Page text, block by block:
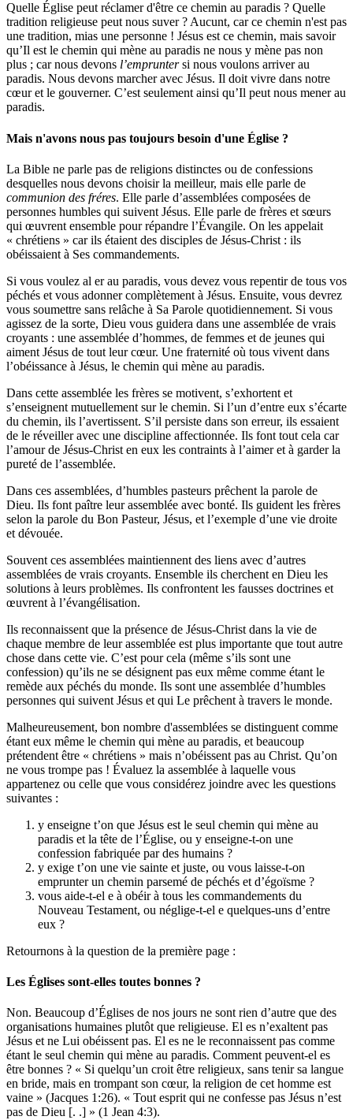
Quelle Église peut réclamer d'être ce chemin au paradis ? Quelle
tradition religieuse peut nous suver ? Aucunt, car ce chemin n'est pas
une tradition, mias une personne ! Jésus est ce chemin, mais savoir
qu’Il est le chemin qui mène au paradis ne nous y mène pas non
plus ; car nous devons l’empruntersi nous voulons arriver au
paradis. Nous devons marcher avec Jésus. Il doit vivre dans notre
cœur et le gouverner. C’est seulement ainsi qu’Il peut nous mener au
paradis.
Mais n'avons nous pas toujours besoin d'une Église ?
La Bible ne parle pas de religions distinctes ou de confessions
desquelles nous devons choisir la meilleur, mais elle parle de
communion des fréres. Elle parle d’assemblées composées de
personnes humbles qui suivent Jésus. Elle parle de frères et sœurs
qui œuvrent ensemble pour répandre l’Évangile. On les appelait
« chrétiens » car ils étaient des disciples de Jésus-Christ : ils
obéissaient à Ses commandements.
Si vous voulez al er au paradis, vous devez vous repentir de tous vos
péchés et vous adonner complètement à Jésus. Ensuite, vous devrez
vous soumettre sans relâche à Sa Parole quotidiennement. Si vous
agissez de la sorte, Dieu vous guidera dans une assemblée de vrais
croyants : une assemblée d’hommes, de femmes et de jeunes qui
aiment Jésus de tout leur cœur. Une fraternité où tous vivent dans
l’obéissance à Jésus, le chemin qui mène au paradis.
Dans cette assemblée les frères se motivent, s’exhortent et
s’enseignent mutuellement sur le chemin. Si l’un d’entre eux s’écarte
du chemin, ils l’avertissent. S’il persiste dans son erreur, ils essaient
de le réveiller avec une discipline affectionnée. Ils font tout cela car
l’amour de Jésus-Christ en eux les contraints à l’aimer et à garder la
pureté de l’assemblée.
Dans ces assemblées, d’humbles pasteurs prêchent la parole de
Dieu. Ils font paître leur assemblée avec bonté. Ils guident les frères
selon la parole du Bon Pasteur, Jésus, et l’exemple d’une vie droite
et dévouée.
Souvent ces assemblées maintiennent des liens avec d’autres
assemblées de vrais croyants. Ensemble ils cherchent en Dieu les
solutions à leurs problèmes. Ils confrontent les fausses doctrines et
œuvrent à l’évangélisation.
Ils reconnaissent que la présence de Jésus-Christ dans la vie de
chaque membre de leur assemblée est plus importante que tout autre
chose dans cette vie. C’est pour cela (même s’ils sont une
confession) qu’ils ne se désignent pas eux même comme étant le
remède aux péchés du monde. Ils sont une assemblée d’humbles
personnes qui suivent Jésus et qui Le prêchent à travers le monde.
Malheureusement, bon nombre d'assemblées se distinguent comme
étant eux même le chemin qui mène au paradis, et beaucoup
prétendent être « chrétiens » mais n’obéissent pas au Christ. Qu’on
ne vous trompe pas ! Évaluez la assemblée à laquelle vous
appartenez ou celle que vous considérez joindre avec les questions
suivantes :
y enseigne t’on que Jésus est le seul chemin qui mène au
paradis et la tête de l’Église, ou y enseigne-t-on une
confession fabriquée par des humains ?
y exige t’on une vie sainte et juste, ou vous laisse-t-on
emprunter un chemin parsemé de péchés et d’égoïsme ?
vous aide-t-el e à obéir à tous les commandements du
Nouveau Testament, ou néglige-t-el e quelques-uns d’entre
eux ?
Retournons à la question de la première page :
Les Églises sont-elles toutes bonnes ?
Non. Beaucoup d’Églises de nos jours ne sont rien d’autre que des
organisations humaines plutôt que religieuse. El es n’exaltent pas
Jésus et ne Lui obéissent pas. El es ne le reconnaissent pas comme
étant le seul chemin qui mène au paradis. Comment peuvent-el es
être bonnes ? « Si quelqu’un croit être religieux, sans tenir sa langue
en bride, mais en trompant son cœur, la religion de cet homme est
vaine » (Jacques 1:26). « Tout esprit qui ne confesse pas Jésus n’est
pas de Dieu [. .] » (1 Jean 4:3).